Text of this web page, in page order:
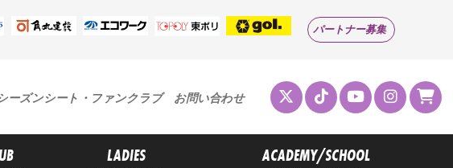
パートナー募集
ーズンシート・ファンクラブ お問い合わせ
LADIES ACADEMY/SCHOOL